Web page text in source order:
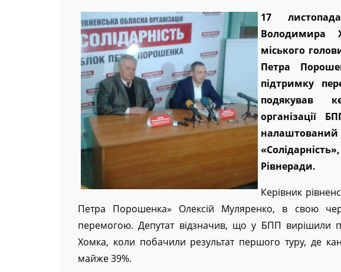
17
Володимира
міського
Петра
підтримку
подякував
організації
Рівнеради.
Керівник
Петра Порошенка» Олексій Муляренко, в свою
перемогою. Депутат відзначив, що у БПП вирішили
Хомка, коли побачили результат першого туру, де
майже 39%.